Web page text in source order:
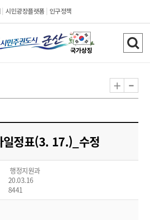
시민광장플랫폼 인구정책
시
민
도
시
군
산
검
색
기
+ -
일정표(3. 17.)_수정
행정지원과
20.03.16
8441